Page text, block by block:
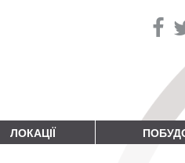
ЛОКАЦІЇ